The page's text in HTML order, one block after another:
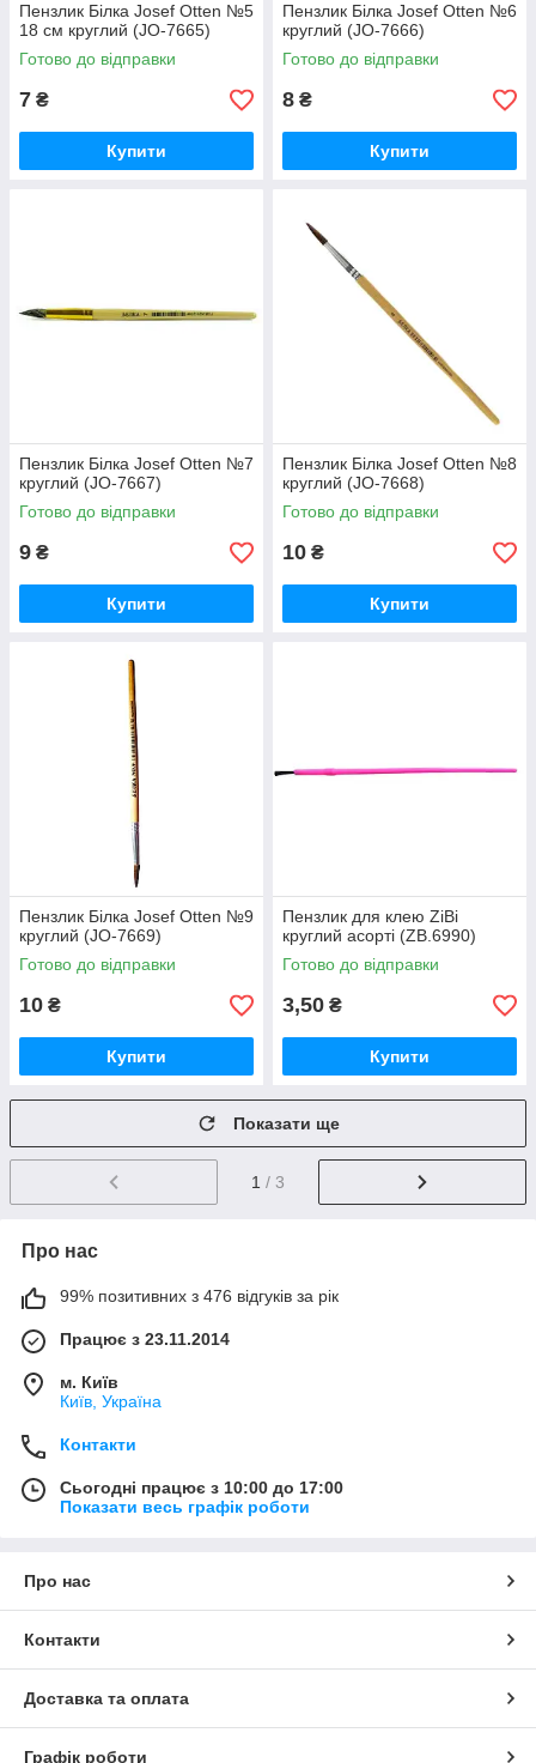
Пензлик Білка Josef Otten №5
18 см круглий (JO-7665)
Готово до відправки
7 ₴
Купити
Пензлик Білка Josef Otten №6
круглий (JO-7666)
Готово до відправки
8 ₴
Купити
Пензлик Білка Josef Otten №7
круглий (JO-7667)
Готово до відправки
9 ₴
Купити
Пензлик Білка Josef Otten №8
круглий (JO-7668)
Готово до відправки
10 ₴
Купити
Пензлик Білка Josef Otten №9
круглий (JO-7669)
Готово до відправки
10 ₴
Купити
Пензлик для клею ZiBi
круглий асорті (ZB.6990)
Готово до відправки
3,50 ₴
Купити
Показати ще
1 / 3
Про нас
99% позитивних з 476 відгуків за рік
Працює з 23.11.2014
м. Київ
Київ, Україна
Контакти
Сьогодні працює з 10:00 до 17:00
Показати весь графік роботи
Про нас
Контакти
Доставка та оплата
Графік роботи